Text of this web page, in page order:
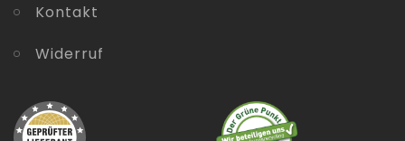
Kontakt
Widerruf